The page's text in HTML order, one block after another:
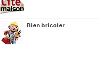
Bien bricoler